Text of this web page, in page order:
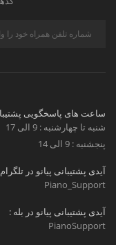
ساعت های پاسخگویی
شنبه تا چهارشنبه : 9 الی 17
پنجشنبه : 9 الی 14
آیدی پشتیبانی پیانو در
Piano_Support
آیدی پشتیبانی پیانو در بله :
PianoSupport